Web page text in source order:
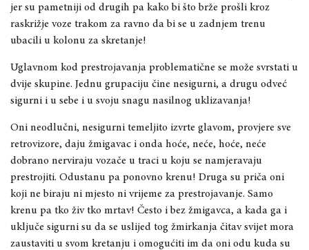
jer su pametniji od drugih pa kako bi što brže prošli kroz
raskrižje voze trakom za ravno da bi se u zadnjem trenu
ubacili u kolonu za skretanje!
Uglavnom kod prestrojavanja problematične se može svrstati u
dvije skupine. Jednu grupaciju čine nesigurni, a drugu odveć
sigurni i u sebe i u svoju snagu nasilnog uklizavanja!
Oni neodlučni, nesigurni temeljito izvrte glavom, provjere sve
retrovizore, daju žmigavac i onda hoće, neće, hoće, neće
dobrano nerviraju vozače u traci u koju se namjeravaju
prestrojiti. Odustanu pa ponovno krenu! Druga su priča oni
koji ne biraju ni mjesto ni vrijeme za prestrojavanje. Samo
krenu pa tko živ tko mrtav! Često i bez žmigavca, a kada ga i
uključe sigurni su da se uslijed tog žmirkanja čitav svijet mora
zaustaviti u svom kretanju i omogućiti im da oni odu kuda su